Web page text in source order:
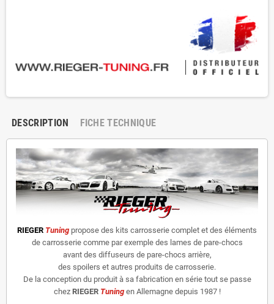
DESCRIPTION FICHE TECHNIQUE
RIEGER Tuning propose des kits carrosserie complet et des éléments
de carrosserie comme par exemple des lames de pare-chocs
avant des diffuseurs de pare-chocs arrière,
des spoilers et autres produits de carrosserie.
De la conception du produit à sa fabrication en série tout se passe
chez RIEGER Tuningen Allemagne depuis 1987 !